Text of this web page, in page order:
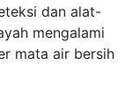
dan alat-
mengalami
mata air bersih